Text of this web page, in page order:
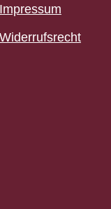
Impressum
Widerrufsrecht